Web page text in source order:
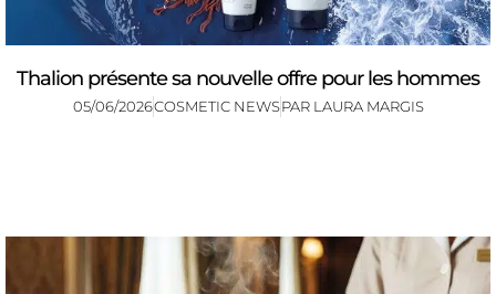
Thalion présente sa nouvelle offre pour les hommes
05/06/2026COSMETIC NEWSPAR LAURA MARGIS